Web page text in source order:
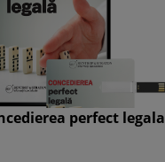
perfect legala